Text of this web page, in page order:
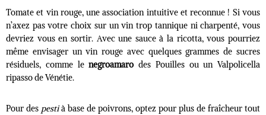
Tomate et vin rouge, une association intuitive et reconnue ! Si vous
n’axez pas votre choix sur un vin trop tannique ni charpenté, vous
devriez vous en sortir. Avec une sauce à la ricotta, vous pourriez
même envisager un vin rouge avec quelques grammes de sucres
résiduels, comme lenegroamarodes Pouilles ou un Valpolicella
ripasso de Vénétie.
Pour des pestià base de poivrons, optez pour plus de fraîcheur tout